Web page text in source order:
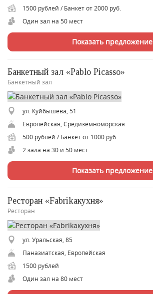
1500 рублей / Банкет от 2000 руб.
Один зал на 50 мест
Показать предложение
Банкетный зал «Pablo Picasso»
Банкетный зал
ул. Куйбышева, 51
Европейская, Средиземноморская
500 рублей / Банкет от 1000 руб.
2 зала на 30 и 50 мест
Показать предложение
Ресторан «Fabrikaкухня»
Ресторан
ул. Уральская, 85
Паназиатская, Европейская
1500 рублей
Один зал на 80 мест